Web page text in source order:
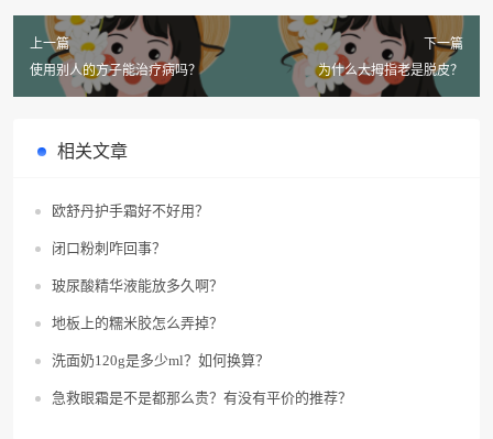
上一篇
使用别人的方子能治疗病吗？
下一篇
为什么大拇指老是脱皮？
相关文章
欧舒丹护手霜好不好用？
闭口粉刺咋回事？
玻尿酸精华液能放多久啊？
地板上的糯米胶怎么弄掉？
洗面奶120g是多少ml？如何换算？
急救眼霜是不是都那么贵？有没有平价的推荐？